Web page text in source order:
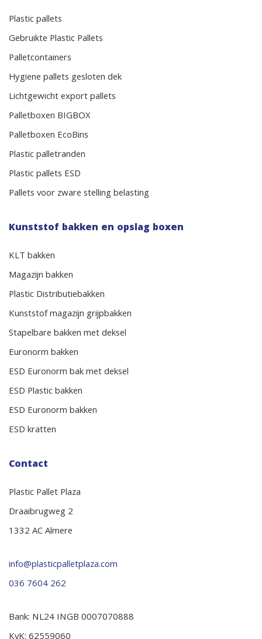
Plastic pallets
Gebruikte Plastic Pallets
Palletcontainers
Hygiene pallets gesloten dek
Lichtgewicht export pallets
Palletboxen BIGBOX
Palletboxen EcoBins
Plastic palletranden
Plastic pallets ESD
Pallets voor zware stelling belasting
Kunststof bakken en opslag boxen
KLT bakken
Magazijn bakken
Plastic Distributiebakken
Kunststof magazijn grijpbakken
Stapelbare bakken met deksel
Euronorm bakken
ESD Euronorm bak met deksel
ESD Plastic bakken
ESD Euronorm bakken
ESD kratten
Contact
Plastic Pallet Plaza
Draaibrugweg 2
1332 AC Almere
info@plasticpalletplaza.com
036 7604 262
Bank: NL24 INGB 0007070888